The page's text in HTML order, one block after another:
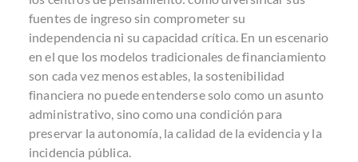
fuentes de ingreso sin comprometer su
independencia ni su capacidad crítica. En un escenario
en el que los modelos tradicionales de financiamiento
son cada vez menos estables, la sostenibilidad
financiera no puede entenderse solo como un asunto
administrativo, sino como una condición para
preservar la autonomía, la calidad de la evidencia y la
incidencia pública.